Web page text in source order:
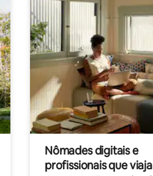
Nômades digitais e
profissionais que